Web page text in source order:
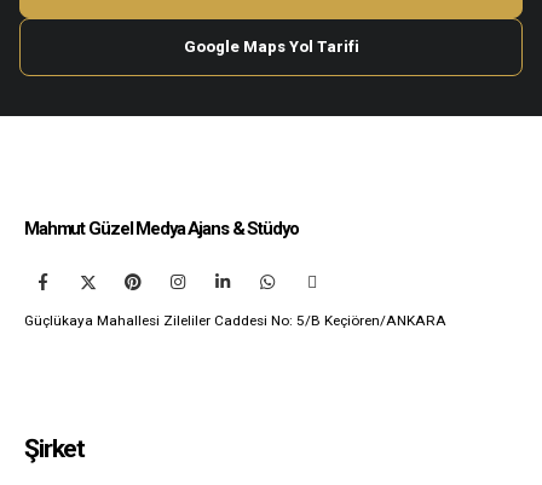
Google Maps Yol Tarifi
Mahmut Güzel Medya Ajans & Stüdyo
Güçlükaya Mahallesi Zileliler Caddesi No: 5/B Keçiören/ANKARA
Şirket